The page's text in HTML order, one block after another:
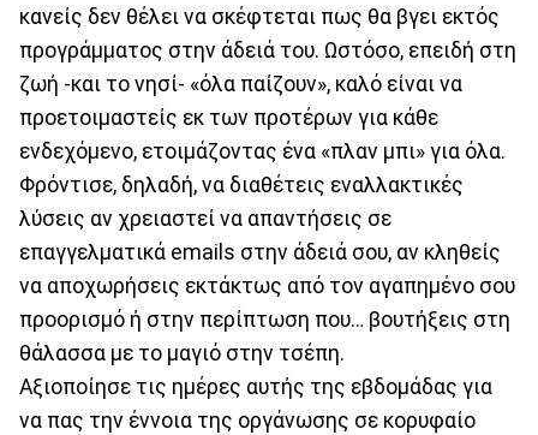
κανείς δεν θέλει να σκέφτεται πως θα βγει εκτός
προγράμματος στην άδειά του. Ωστόσο, επειδή στη
ζωή -και το νησί- «όλα παίζουν», καλό είναι να
προετοιμαστείς εκ των προτέρων για κάθε
ενδεχόμενο, ετοιμάζοντας ένα «πλαν μπι» για όλα.
Φρόντισε, δηλαδή, να διαθέτεις εναλλακτικές
λύσεις αν χρειαστεί να απαντήσεις σε
επαγγελματικά emails στην άδειά σου, αν κληθείς
να αποχωρήσεις εκτάκτως από τον αγαπημένο σου
προορισμό ή στην περίπτωση που… βουτήξεις στη
θάλασσα με το μαγιό στην τσέπη.
Αξιοποίησε τις ημέρες αυτής της εβδομάδας για
να πας την έννοια της οργάνωσης σε κορυφαίο